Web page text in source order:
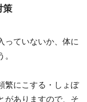
策
っていないか、体に
繁にこする・しょぼ
がありますので、そ